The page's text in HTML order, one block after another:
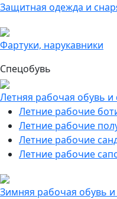
Защитная одежда и
Фартуки, нарукавники
Спецобувь
Летняя рабочая обувь и
Летние рабочие
Летние рабочие
Летние рабочие
Летние рабочие
Зимняя рабочая обувь